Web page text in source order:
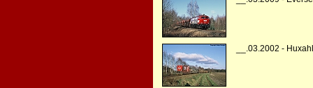
__.03.2002 - Huxahl